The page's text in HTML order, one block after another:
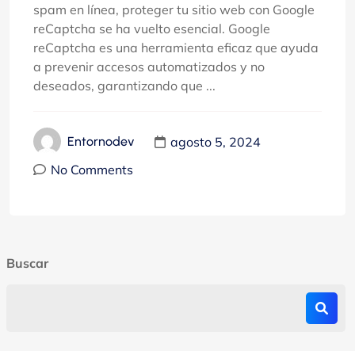
spam en línea, proteger tu sitio web con Google
reCaptcha se ha vuelto esencial. Google
reCaptcha es una herramienta eficaz que ayuda
a prevenir accesos automatizados y no
deseados, garantizando que ...
Entornodev
agosto 5, 2024
No Comments
Buscar